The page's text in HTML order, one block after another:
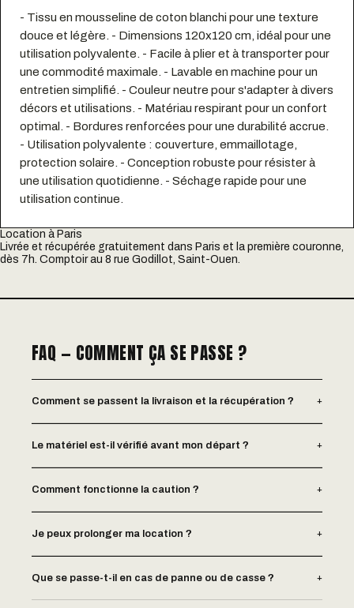
- Tissu en mousseline de coton blanchi pour une texture
douce et légère. - Dimensions 120x120 cm, idéal pour une
utilisation polyvalente. - Facile à plier et à transporter pour
une commodité maximale. - Lavable en machine pour un
entretien simplifié. - Couleur neutre pour s'adapter à divers
décors et utilisations. - Matériau respirant pour un confort
optimal. - Bordures renforcées pour une durabilité accrue.
- Utilisation polyvalente : couverture, emmaillotage,
protection solaire. - Conception robuste pour résister à
une utilisation quotidienne. - Séchage rapide pour une
utilisation continue.
Location à Paris
Livrée et récupérée gratuitement dans Paris et la première couronne,
dès 7h. Comptoir au 8 rue Godillot, Saint-Ouen.
FAQ — COMMENT ÇA SE PASSE ?
Comment se passent la livraison et la récupération ? +
Le matériel est-il vérifié avant mon départ ? +
Comment fonctionne la caution ? +
Je peux prolonger ma location ? +
Que se passe-t-il en cas de panne ou de casse ? +